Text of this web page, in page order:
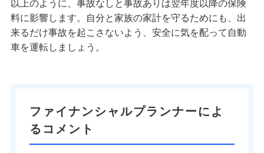
以上のように、事故なしと事故ありは翌年度以降の保険
料に影響します。自分と家族の家計を守るためにも、出
来るだけ事故を起こさないよう、安全に気を配って自動
車を運転しましょう。
ファイナンシャルプランナーによ
るコメント